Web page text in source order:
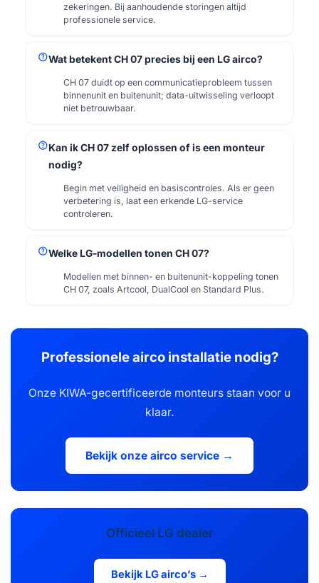
zekeringen. Bij aanhoudende storingen altijd
professionele service.
helpWat betekent CH 07 precies bij een LG airco?
CH 07 duidt op een communicatieprobleem tussen
binnenunit en buitenunit; data-uitwisseling verloopt
niet betrouwbaar.
helpKan ik CH 07 zelf oplossen of is een monteur
nodig?
Begin met veiligheid en basiscontroles. Als er geen
verbetering is, laat een erkende LG-service
controleren.
helpWelke LG-modellen tonen CH 07?
Modellen met binnen- en buitenunit-koppeling tonen
CH 07, zoals Artcool, DualCool en Standard Plus.
Professionele airco installatie nodig?
Onze KIWA-gecertificeerde monteurs staan voor u
klaar.
Bekijk onze airco service →
Officieel LG dealer
Bekijk LG airco’s →